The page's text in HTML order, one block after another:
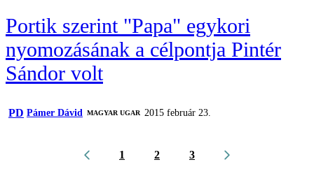
Portik szerint "Papa" egykori
nyomozásának a célpontja Pintér
Sándor volt
PD Pámer Dávid MAGYAR UGAR 2015 február 23.
1 2 3